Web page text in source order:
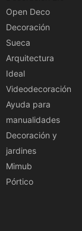
Open Deco
Decoración
Sueca
Arquitectura
Ideal
Videodecoración
Ayuda para
manualidades
Decoración y
jardines
Mimub
Pórtico